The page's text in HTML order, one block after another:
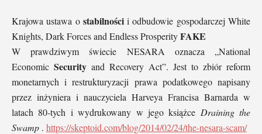
Krajowa ustawa o stabilnościi odbudowie gospodarczej White
Knights, Dark Forces and Endless ProsperityFAKE
W prawdziwym świecie NESARA oznacza „National
Economic Security and Recovery Act”. Jest to zbiór reform
monetarnych i restrukturyzacji prawa podatkowego napisany
przez inżyniera i nauczyciela Harveya Francisa Barnarda w
latach 80-tych i wydrukowany w jego książce Draining the
Swamp . https://skeptoid.com/blog/2014/02/24/the-nesara-scam/